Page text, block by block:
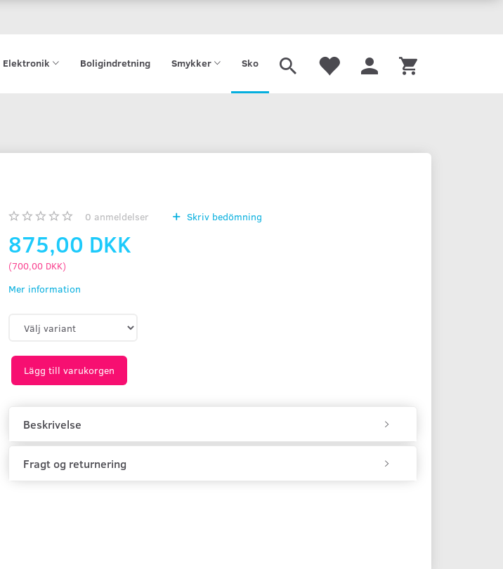
Elektronik Boligindretning Smykker Sko Tilbud
Gavekort
0 anmeldelser Skriv bedömning
875,00 DKK
(700,00 DKK)
Mer information
Lägg till varukorgen
Beskrivelse
Fragt og returnering